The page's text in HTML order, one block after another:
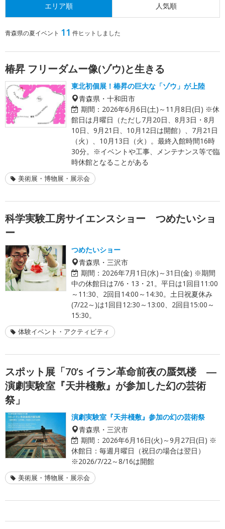
エリア順 人気順
青森県の夏イベント 11 件ヒットしました
椿昇 フリーダムー像(ゾウ)と生きる
東北初個展！椿昇の巨大な「ゾウ」が上陸
青森県・十和田市
期間： 2026年6月6日(土)～11月8日(日) ※休
館日は月曜日（ただし7月20日、8月3日・8月
10日、9月21日、10月12日は開館）、7月21日
（火）、10月13日（火）。最終入館時間16時
30分。※イベントや工事、メンテナンス等で臨
時休館となることがある
美術展・博物展・展示会
科学実験工房サイエンスショー つめたいショ
ー
つめたいショー
青森県・三沢市
期間： 2026年7月1日(水)～31日(金) ※期間
中の休館日は7/6・13・21。平日は1回目11:00
～11:30、2回目14:00～14:30。土日祝夏休み
(7/22～)は1回目12:30～13:00、2回目15:00～
15:30。
体験イベント・アクティビティ
スポット展「70’s イラン革命前夜の蜃気楼 ―
演劇実験室『天井棧敷』が参加した幻の芸術
祭」
演劇実験室『天井棧敷』参加の幻の芸術祭
青森県・三沢市
期間： 2026年6月16日(火)～9月27日(日) ※
休館日：毎週月曜日（祝日の場合は翌日）
※2026/7/22～8/16は開館
美術展・博物展・展示会